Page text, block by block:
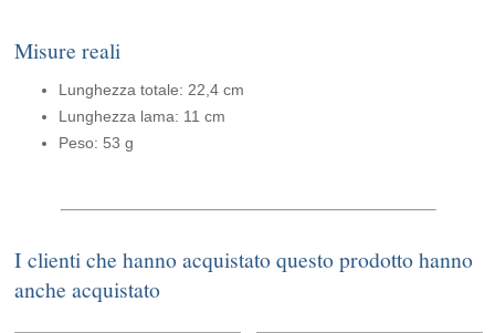
Misure reali
Lunghezza totale: 22,4 cm
Lunghezza lama: 11 cm
Peso: 53 g
I clienti che hanno acquistato questo prodotto hanno
anche acquistato